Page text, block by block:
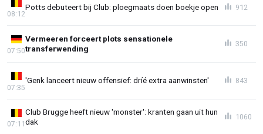
Potts debuteert bij Club: ploegmaats doen boekje open
08:12
912
Vermeeren forceert plots sensationele
transferwending
07:50
350
'Genk lanceert nieuw offensief: dríé extra aanwinsten'
07:35
843
Club Brugge heeft nieuw 'monster': kranten gaan uit hun
dak
07:11
1060